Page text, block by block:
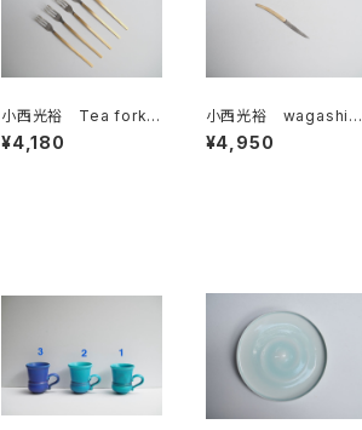
小西光裕 Tea fork
（真鍮×ステンレス）
¥4,180
小西光裕 wagashi k
nife（真鍮×ステンレ
ス）
¥4,950